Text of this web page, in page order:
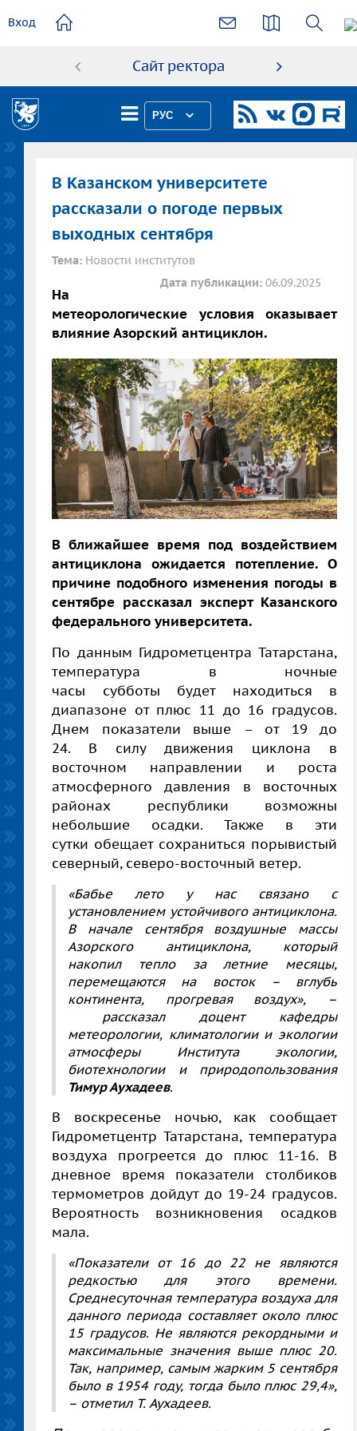
содержанию
Вход
Сайт ректора
РУС
В Казанском университете
рассказали о погоде первых
выходных сентября
Тема: Новости институтов
Дата публикации: 06.09.2025
На
метеорологические условия оказывает
влияние Азорский антициклон.
В ближайшее время под воздействием
антициклона ожидается потепление. О
причине подобного изменения погоды в
сентябре рассказал эксперт Казанского
федерального университета.
По данным Гидрометцентра Татарстана,
температура в ночные
часы субботы будет находиться в
диапазоне от плюс 11 до 16 градусов.
Днем показатели выше – от 19 до
24. В силу движения циклона в
восточном направлении и роста
атмосферного давления в восточных
районах республики возможны
небольшие осадки. Также в эти
сутки обещает сохраниться порывистый
северный, северо-восточный ветер.
«Бабье лето у нас связано с
установлением устойчивого антициклона.
В начале сентября воздушные массы
Азорского антициклона, который
накопил тепло за летние месяцы,
перемещаются на восток – вглубь
континента, прогревая воздух», –
рассказал доцент кафедры
метеорологии, климатологии и экологии
атмосферы Института экологии,
биотехнологии и природопользования
Тимур Аухадеев.
В воскресенье ночью, как сообщает
Гидрометцентр Татарстана, температура
воздуха прогреется до плюс 11-16. В
дневное время показатели столбиков
термометров дойдут до 19-24 градусов.
Вероятность возникновения осадков
мала.
«Показатели от 16 до 22 не являются
редкостью для этого времени.
Среднесуточная температура воздуха для
данного периода составляет около плюс
15 градусов. Не являются рекордными и
максимальные значения выше плюс 20.
Так, например, самым жарким 5 сентября
было в 1954 году, тогда было плюс 29,4»,
– отметил Т. Аухадеев.